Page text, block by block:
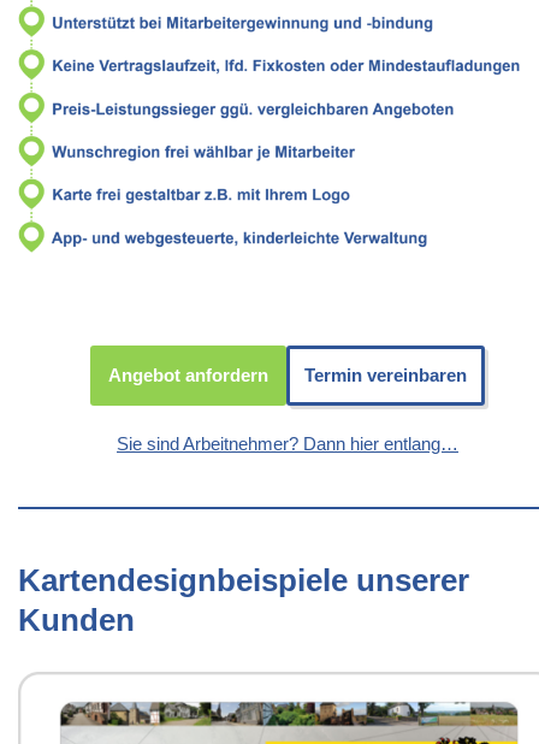
Angebot anfordern Termin vereinbaren
Sie sind Arbeitnehmer? Dann hier entlang…
Kartendesignbeispiele unserer
Kunden